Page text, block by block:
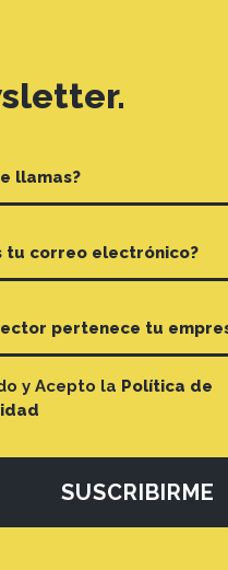
y Acepto la Política de